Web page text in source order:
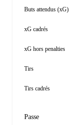
Buts attendus (xG)
xG cadrés
xG hors penalties
Tirs
Tirs cadrés
Passe